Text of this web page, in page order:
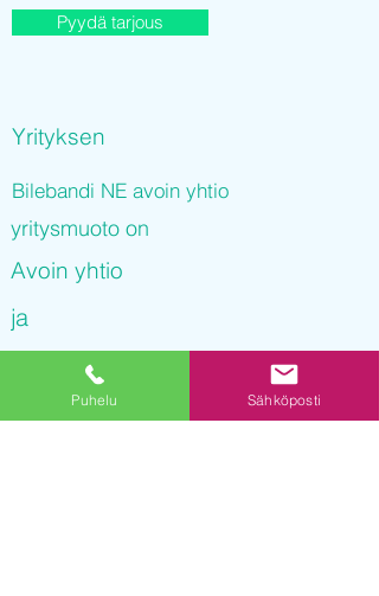
Pyydä tarjous
Yrityksen
Bilebandi NE avoin yhtio
yritysmuoto on
Avoin yhtio
ja
Bilebandi NE avoin yhtio
on rekisteröity kaupparekisteriin
Puhelu Sähköposti